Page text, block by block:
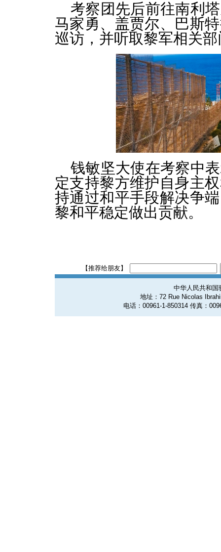
考察团先后前往南利
马家勇、盖贾尔、巴斯
巡访，并听取黎军相关
钱敏坚大使在考察中
定支持黎方维护自身主
持通过和平手段解决争
黎和平稳定做出贡献。
【推荐给朋友】
中华人民共和国
地址：72 Rue Nicolas
电话：00961-1-850314 传真：